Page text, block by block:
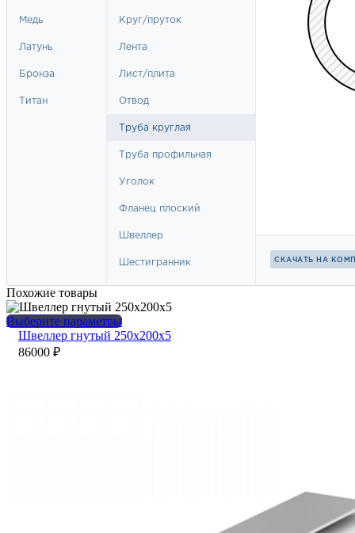
Похожие товары
Выберите параметрыЭтот
товар
Швеллер гнутый 250х200х5
86000 ₽